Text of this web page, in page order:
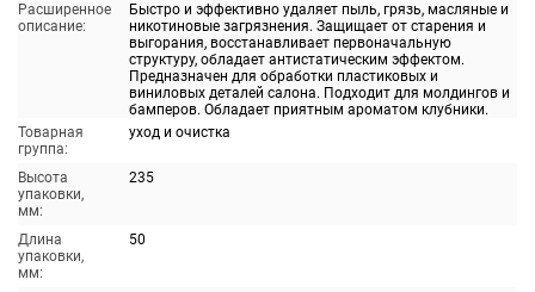
Расширенное
описание:
Быстро и эффективно удаляет пыль, грязь, масляные и
никотиновые загрязнения. Защищает от старения и
выгорания, восстанавливает первоначальную
структуру, обладает антистатическим эффектом.
Предназначен для обработки пластиковых и
виниловых деталей салона. Подходит для молдингов и
бамперов. Обладает приятным ароматом клубники.
Товарная
группа:
уход и очистка
Высота
упаковки,
мм:
235
Длина
упаковки,
мм:
50